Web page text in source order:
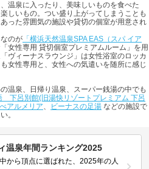
温泉に入ったり、美味しいものを食べた
しいもの。つい盛り上がってしまうことも
った雰囲気の施設や貸切の個室が用意され
のが 「横浜天然温泉SPA EAS（スパ イア
女性専用 貸切個室プレミアムルーム」を用
ヴィーナスラウンジ」は女性浴室のロッカ
女性専用と、女性への気遣いを随所に感じ
温泉、日帰り温泉、スーパー銭湯の中でも
下呂別館(旧湯快リゾートプレミアム 下呂
アルメリア、 ビーナスの足湯 などの施設で
。
温泉年間ランキング2025
から頂点に選ばれた、2025年の人